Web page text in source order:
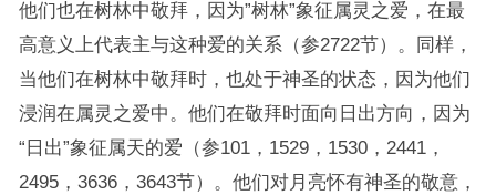
他们也在树林中敬拜，因为”树林”象征属灵之爱，在最
高意义上代表主与这种爱的关系（参2722节）。同样，
当他们在树林中敬拜时，也处于神圣的状态，因为他们
浸润在属灵之爱中。他们在敬拜时面向日出方向，因为
“日出”象征属天的爱（参101，1529，1530，2441，
2495，3636，3643节）。他们对月亮怀有神圣的敬意，